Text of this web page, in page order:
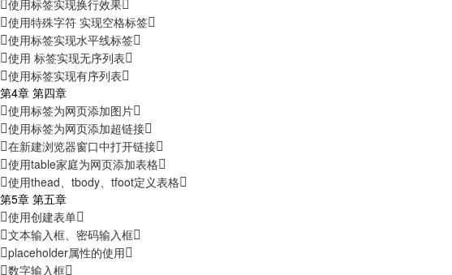
使用标签实现换行效果
使用特殊字符 实现空格标签
使用标签实现水平线标签
使用 标签实现无序列表
使用标签实现有序列表
第4章 第四章
使用标签为网页添加图片
使用标签为网页添加超链接
在新建浏览器窗口中打开链接
使用table家庭为网页添加表格
使用thead、tbody、tfoot定义表格
第5章 第五章
使用创建表单
文本输入框、密码输入框
placeholder属性的使用
数字输入框